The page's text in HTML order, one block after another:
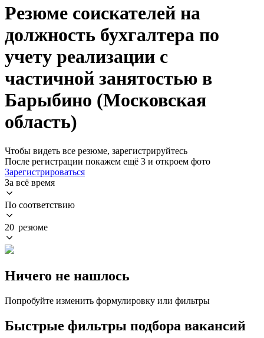
Резюме соискателей на
должность бухгалтера по
учету реализации с
частичной занятостью в
Барыбино (Московская
область)
Чтобы видеть все резюме, зарегистрируйтесь
После регистрации покажем ещё 3 и откроем фото
Зарегистрироваться
За всё время
По соответствию
20 резюме
Ничего не нашлось
Попробуйте изменить формулировку или фильтры
Быстрые фильтры подбора вакансий